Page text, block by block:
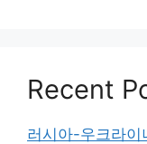
Recent
러시아-우크라이